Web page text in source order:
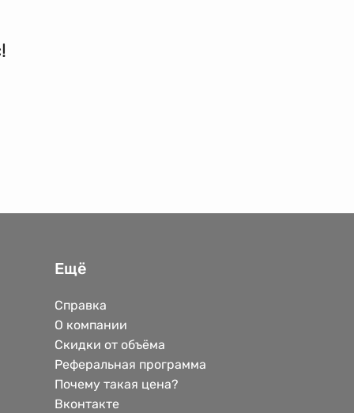
Ещё
Справка
О компании
Скидки от объёма
Реферальная программа
Почему такая цена?
Вконтакте